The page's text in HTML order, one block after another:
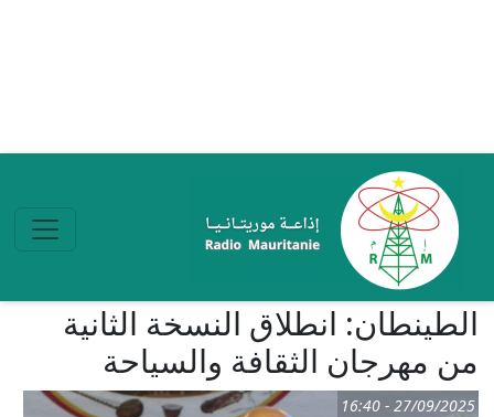
الطينطان: انطلاق النسخة الثانية
من مهرجان الثقافة والسياحة
27/09/2025 - 16:40